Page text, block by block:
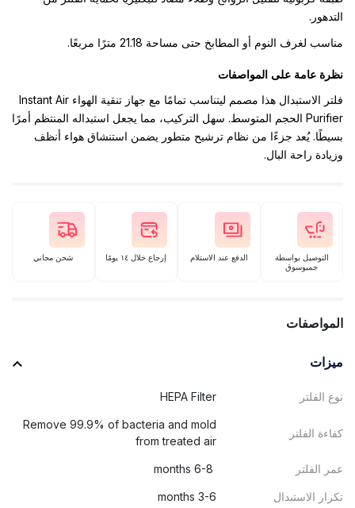
التدهور.
مناسب لغرف النوم أو المطابخ حتى مساحة 21.18 مترًا مربعًا.
نظرة عامة على المواصفات
فلتر الاستبدال هذا مصمم ليتناسب تمامًا مع جهاز تنقية الهواء ‎Instant Air
Purifier‎ الحجم المتوسط. سهل التركيب، مما يجعل استبداله المنتظم أمرًا
بسيطًا. يُعد جزءًا من نظام ترشيح متطور يضمن استنشاق هواء أنظف
وزيادة راحة البال.
التوصيل بواسطة
جمبوسوق
الدفع عند الاستلام إرجاع خلال ١٤ يومًا شحن مجاني
المواصفات
ميزات
نوع الفلتر HEPA Filter
كفاءة الفلتر
Remove 99.9% of bacteria and mold
from treated air
عمر الفلتر
تكرار الاستبدال 3-6 months